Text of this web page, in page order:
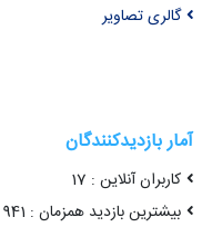
گالری تصاویر
آمار بازدیدکنندگان
کاربران آنلاین : 17
بیشترین بازدید همزمان : 941